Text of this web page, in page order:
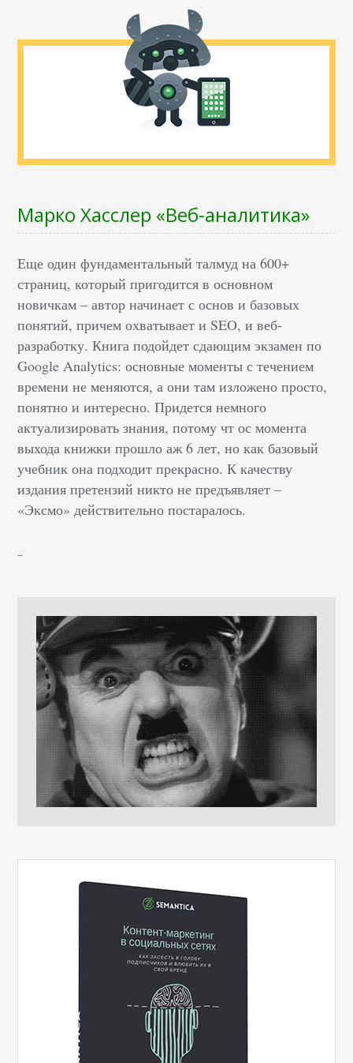
Марко Хасслер «Веб-аналитика»
Еще один фундаментальный талмуд на 600+
страниц, который пригодится в основном
новичкам – автор начинает с основ и базовых
понятий, причем охватывает и SEO, и веб-
разработку. Книга подойдет сдающим экзамен по
Google Analytics: основные моменты с течением
времени не меняются, а они там изложено просто,
понятно и интересно. Придется немного
актуализировать знания, потому чт ос момента
выхода книжки прошло аж 6 лет, но как базовый
учебник она подходит прекрасно. К качеству
издания претензий никто не предъявляет –
«Эксмо» действительно постаралось.